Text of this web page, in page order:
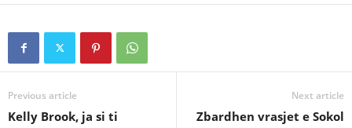
Previous article
Kelly Brook, ja si ti
Next article
Zbardhen vrasjet e Sokol